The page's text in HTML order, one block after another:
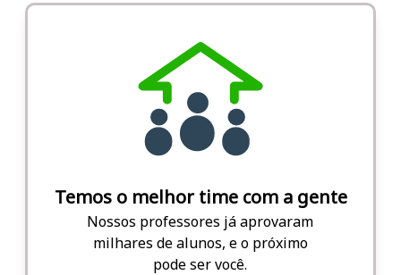
Temos o melhor time com a gente
Nossos professores já aprovaram
milhares de alunos, e o próximo
pode ser você.